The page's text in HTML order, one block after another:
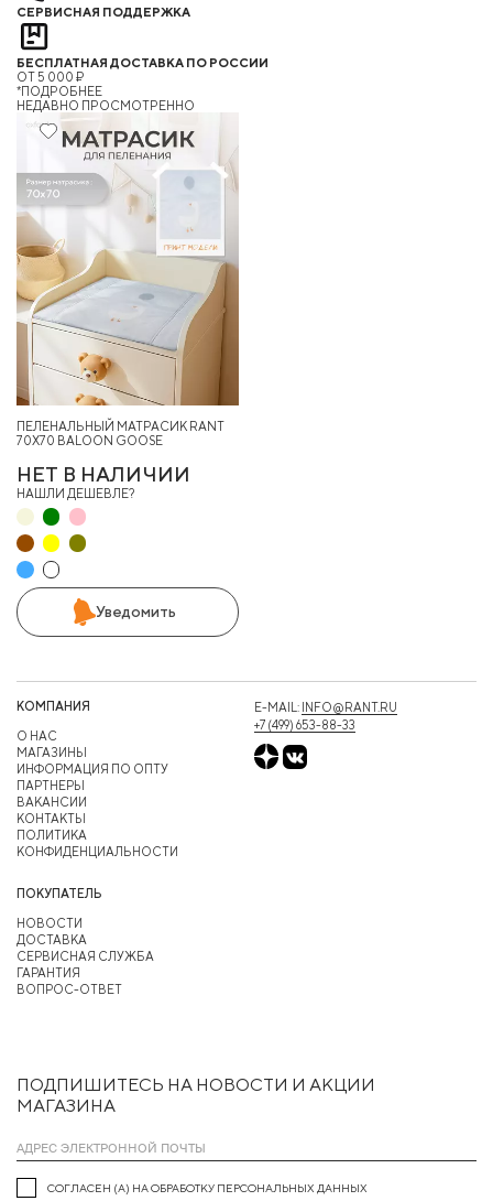
СЕРВИСНАЯ ПОДДЕРЖКА
БЕСПЛАТНАЯ ДОСТАВКА ПО РОССИИ
ОТ 5 000 ₽
*ПОДРОБНЕЕ
НЕДАВНО ПРОСМОТРЕННО
Хит
ПЕЛЕНАЛЬНЫЙ МАТРАСИК RANT
70X70 BALOON GOOSE
НЕТ В НАЛИЧИИ
НАШЛИ ДЕШЕВЛЕ?
Уведомить
ПОДПИШИТЕСЬ НА НОВОСТИ И АКЦИИ
МАГАЗИНА
СОГЛАСЕН (А) НА ОБРАБОТКУ ПЕРСОНАЛЬНЫХ ДАННЫХ
КОМПАНИЯ
О НАС
МАГАЗИНЫ
ИНФОРМАЦИЯ ПО ОПТУ
ПАРТНЕРЫ
ВАКАНСИИ
КОНТАКТЫ
ПОЛИТИКА
КОНФИДЕНЦИАЛЬНОСТИ
ПОКУПАТЕЛЬ
НОВОСТИ
ДОСТАВКА
СЕРВИСНАЯ СЛУЖБА
ГАРАНТИЯ
ВОПРОС-ОТВЕТ
E-MAIL: INFO@RANT.RU
+7 (499) 653-88-33